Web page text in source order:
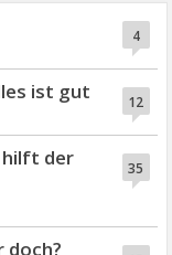
4
12
ist gut
35
hilft der
doch?